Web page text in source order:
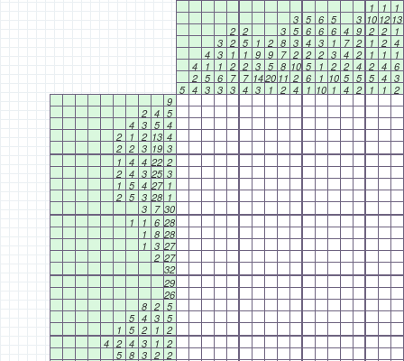
1 1
1
3 5 6 5 3 10 12 13
2 2 3 5 6 6 6 4 9 2 2
1
3 2 5 1 2 8 3 4 3 1 7 2 1 2 4
4 3 1 1 9 9 7 2 2 2 3 4 2 1 1
1
4
1 1 2 2 3 5 8 10 5 1 2 2 4 2 4 6
2 5 6 7 7 1420 11 2 6 1 10 5 5 5 4 3
5 4 3 3 3 4 3 1 2 4 1 10 1 4 2 1 1 2
9
2 4 5
4 3 5 4
2
1 2 13 4
2 2 3 19 3
1 4 4 22 2
2 4 3 25 3
1 5 4 27 1
2 5 3 28 1
3 7 30
1
1 6 28
1 8 28
1 3 27
2 27
32
29
26
8 2 5
5 4 3 5
1 5 2 1 2
4 2 4 3 1 2
5 8 3 2 2